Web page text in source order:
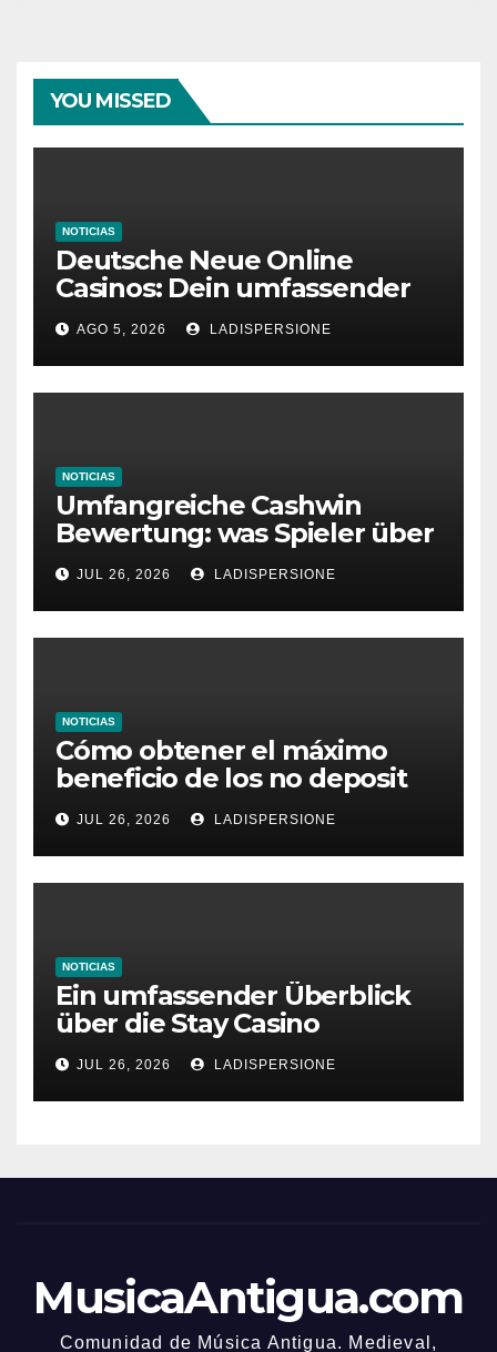
YOU MISSED
NOTICIAS
Deutsche Neue Online
Casinos: Dein umfassender
Ratgeber für moderne
Glücksspielplattformen
AGO 5, 2026 LADISPERSIONE
NOTICIAS
Umfangreiche Cashwin
Bewertung: was Spieler über
dieses Casino denken
JUL 26, 2026 LADISPERSIONE
NOTICIAS
Cómo obtener el máximo
beneficio de los no deposit
bonus codes de roby casino
JUL 26, 2026 LADISPERSIONE
NOTICIAS
Ein umfassender Überblick
über die Stay Casino
Bonusbedingungen
JUL 26, 2026 LADISPERSIONE
MusicaAntigua.com
Comunidad de Música Antigua. Medieval,